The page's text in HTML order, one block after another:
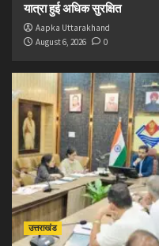
यात्रा हुई अधिक सुरक्षित
Aapka Uttarakhand
August 6, 2026
0
उत्तराखंड